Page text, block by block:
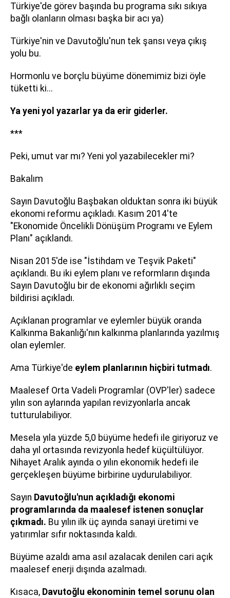
Türkiye'de görev başında bu programa sıkı sıkıya
bağlı olanların olması başka bir acı ya)
Türkiye'nin ve Davutoğlu'nun tek şansı veya çıkış
yolu bu.
Hormonlu ve borçlu büyüme dönemimiz bizi öyle
tüketti ki...
Ya yeni yol yazarlar ya da erir giderler.
***
Peki, umut var mı? Yeni yol yazabilecekler mi?
Bakalım
Sayın Davutoğlu Başbakan olduktan sonra iki büyük
ekonomi reformu açıkladı. Kasım 2014'te
"Ekonomide Öncelikli Dönüşüm Programı ve Eylem
Planı" açıklandı.
Nisan 2015'de ise "İstihdam ve Teşvik Paketi"
açıklandı. Bu iki eylem planı ve reformların dışında
Sayın Davutoğlu bir de ekonomi ağırlıklı seçim
bildirisi açıkladı.
Açıklanan programlar ve eylemler büyük oranda
Kalkınma Bakanlığı'nın kalkınma planlarında yazılmış
olan eylemler.
Ama Türkiye'de eylem planlarının hiçbiri tutmadı.
Maalesef Orta Vadeli Programlar (OVP'ler) sadece
yılın son aylarında yapılan revizyonlarla ancak
tutturulabiliyor.
Mesela yıla yüzde 5,0 büyüme hedefi ile giriyoruz ve
daha yıl ortasında revizyonla hedef küçültülüyor.
Nihayet Aralık ayında o yılın ekonomik hedefi ile
gerçekleşen büyüme birbirine uydurulabiliyor.
Sayın Davutoğlu'nun açıkladığı ekonomi
programlarında da maalesef istenen sonuçlar
çıkmadı. Bu yılın ilk üç ayında sanayi üretimi ve
yatırımlar sıfır noktasında kaldı.
Büyüme azaldı ama asıl azalacak denilen cari açık
maalesef enerji dışında azalmadı.
Kısaca, Davutoğlu ekonominin temel sorunu olan